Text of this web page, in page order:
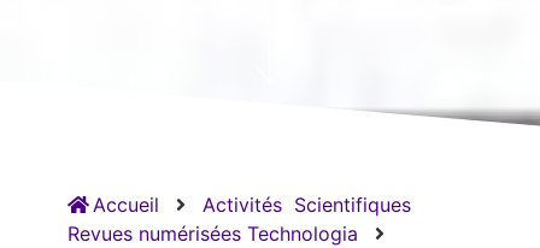
Accueil Activités Scientifiques
Revues numérisées Technologia